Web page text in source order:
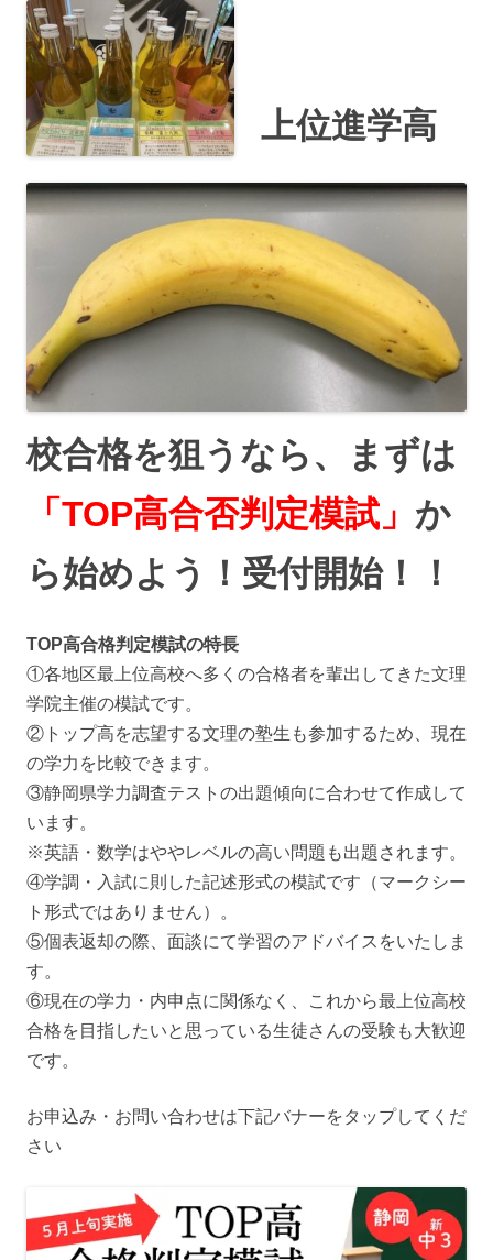
上位進学高
校合格を狙うなら、まずは
「TOP高合否判定模試」 か
ら始めよう！受付開始！！
TOP高合格判定模試の特長
①各地区最上位高校へ多くの合格者を輩出してきた文理
学院主催の模試です。
②トップ高を志望する文理の塾生も参加するため、現在
の学力を比較できます。
③静岡県学力調査テストの出題傾向に合わせて作成して
います。
※英語・数学はややレベルの高い問題も出題されます。
④学調・入試に則した記述形式の模試です（マークシー
ト形式ではありません）。
⑤個表返却の際、面談にて学習のアドバイスをいたしま
す。
⑥現在の学力・内申点に関係なく、これから最上位高校
合格を目指したいと思っている生徒さんの受験も大歓迎
です。
お申込み・お問い合わせは下記バナーをタップしてくだ
さい